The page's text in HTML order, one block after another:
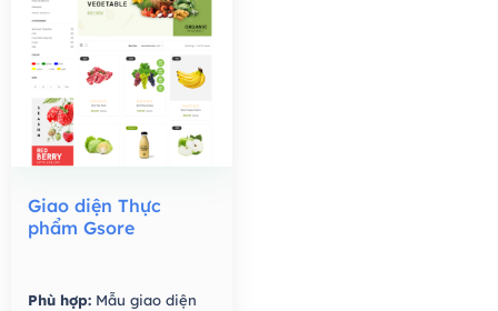
Giao diện Thực
phẩm Gsore
Phù hợp: Mẫu giao diện